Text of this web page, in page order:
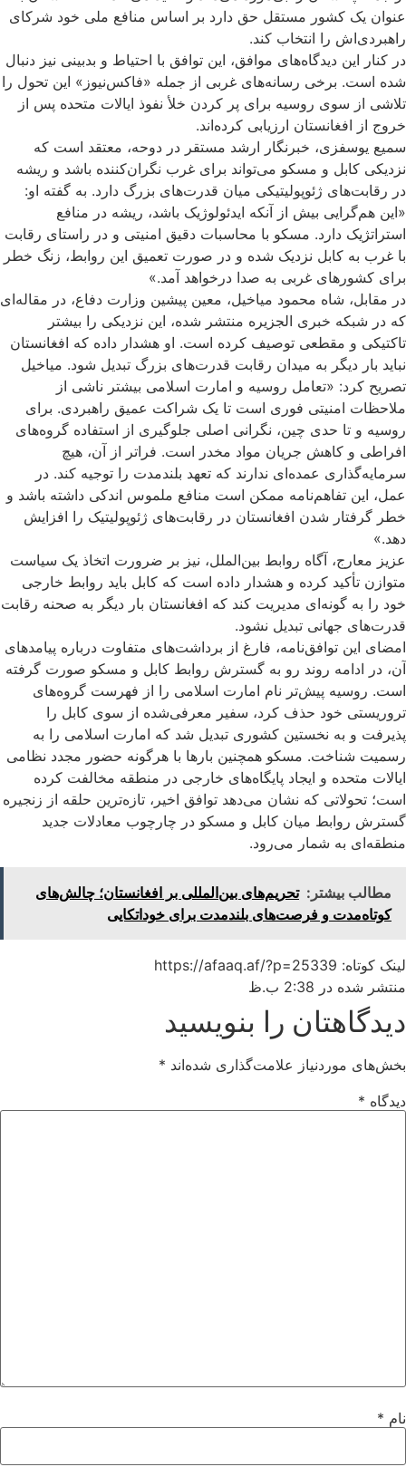
عنوان یک کشور مستقل حق دارد بر اساس منافع ملی خود شرکای
راهبردی‌اش را انتخاب کند.
در کنار این دیدگاه‌های موافق، این توافق با احتیاط و بدبینی نیز دنبال
شده است. برخی رسانه‌های غربی از جمله «فاکس‌نیوز» این تحول را
تلاشی از سوی روسیه برای پر کردن خلأ نفوذ ایالات متحده پس از
خروج از افغانستان ارزیابی کرده‌اند.
سمیع یوسفزی، خبرنگار ارشد مستقر در دوحه، معتقد است که
نزدیکی کابل و مسکو می‌تواند برای غرب نگران‌کننده باشد و ریشه
در رقابت‌های ژئوپولیتیکی میان قدرت‌های بزرگ دارد. به گفته او:
«این هم‌گرایی بیش از آنکه ایدئولوژیک باشد، ریشه در منافع
استراتژیک دارد. مسکو با محاسبات دقیق امنیتی و در راستای رقابت
با غرب به کابل نزدیک شده و در صورت تعمیق این روابط، زنگ خطر
برای کشورهای غربی به صدا درخواهد آمد.»
در مقابل، شاه محمود میاخیل، معین پیشین وزارت دفاع، در مقاله‌ای
که در شبکه خبری الجزیره منتشر شده، این نزدیکی را بیشتر
تاکتیکی و مقطعی توصیف کرده است. او هشدار داده که افغانستان
نباید بار دیگر به میدان رقابت قدرت‌های بزرگ تبدیل شود. میاخیل
تصریح کرد: «تعامل روسیه و امارت اسلامی بیشتر ناشی از
ملاحظات امنیتی فوری است تا یک شراکت عمیق راهبردی. برای
روسیه و تا حدی چین، نگرانی اصلی جلوگیری از استفاده گروه‌های
افراطی و کاهش جریان مواد مخدر است. فراتر از آن، هیچ
سرمایه‌گذاری عمده‌ای ندارند که تعهد بلندمدت را توجیه کند. در
عمل، این تفاهم‌نامه ممکن است منافع ملموس اندکی داشته باشد و
خطر گرفتار شدن افغانستان در رقابت‌های ژئوپولیتیک را افزایش
دهد.»
عزیز معارج، آگاه روابط بین‌الملل، نیز بر ضرورت اتخاذ یک سیاست
متوازن تأکید کرده و هشدار داده است که کابل باید روابط خارجی
خود را به گونه‌ای مدیریت کند که افغانستان بار دیگر به صحنه رقابت
قدرت‌های جهانی تبدیل نشود.
امضای این توافق‌نامه، فارغ از برداشت‌های متفاوت درباره پیامدهای
آن، در ادامه روند رو به گسترش روابط کابل و مسکو صورت گرفته
است. روسیه پیش‌تر نام امارت اسلامی را از فهرست گروه‌های
تروریستی خود حذف کرد، سفیر معرفی‌شده از سوی کابل را
پذیرفت و به نخستین کشوری تبدیل شد که امارت اسلامی را به
رسمیت شناخت. مسکو همچنین بارها با هرگونه حضور مجدد نظامی
ایالات متحده و ایجاد پایگاه‌های خارجی در منطقه مخالفت کرده
است؛ تحولاتی که نشان می‌دهد توافق اخیر، تازه‌ترین حلقه از زنجیره
گسترش روابط میان کابل و مسکو در چارچوب معادلات جدید
منطقه‌ای به شمار می‌رود.
مطالب بیشتر: تحریم‌های بین‌المللی بر افغانستان؛ چالش‌های
کوتاه‌مدت و فرصت‌های بلندمدت برای خوداتکایی
لینک کوتاه: https://afaaq.af/?p=25339
منتشر شده در 2:38 ب.ظ
دیدگاهتان را بنویسید
بخش‌های موردنیاز علامت‌گذاری شده‌اند *
دیدگاه *
نام *